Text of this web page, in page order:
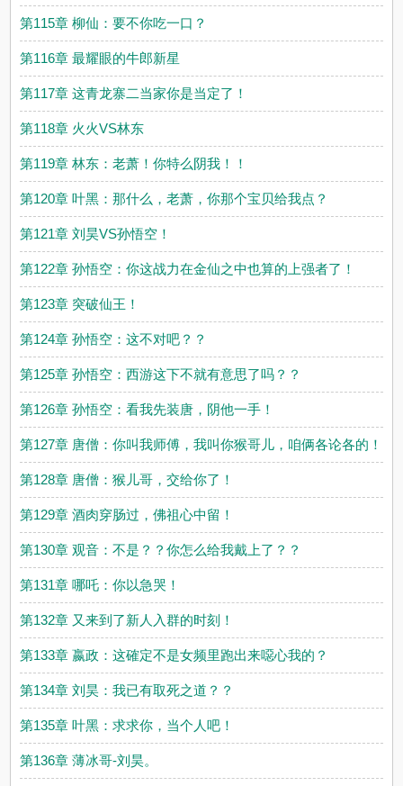
第115章 柳仙：要不你吃一口？
第116章 最耀眼的牛郎新星
第117章 这青龙寨二当家你是当定了！
第118章 火火VS林东
第119章 林东：老萧！你特么阴我！！
第120章 叶黑：那什么，老萧，你那个宝贝给我点？
第121章 刘昊VS孙悟空！
第122章 孙悟空：你这战力在金仙之中也算的上强者了！
第123章 突破仙王！
第124章 孙悟空：这不对吧？？
第125章 孙悟空：西游这下不就有意思了吗？？
第126章 孙悟空：看我先装唐，阴他一手！
第127章 唐僧：你叫我师傅，我叫你猴哥儿，咱俩各论各的！
第128章 唐僧：猴儿哥，交给你了！
第129章 酒肉穿肠过，佛祖心中留！
第130章 观音：不是？？你怎么给我戴上了？？
第131章 哪吒：你以急哭！
第132章 又来到了新人入群的时刻！
第133章 嬴政：这確定不是女频里跑出来噁心我的？
第134章 刘昊：我已有取死之道？？
第135章 叶黑：求求你，当个人吧！
第136章 薄冰哥-刘昊。